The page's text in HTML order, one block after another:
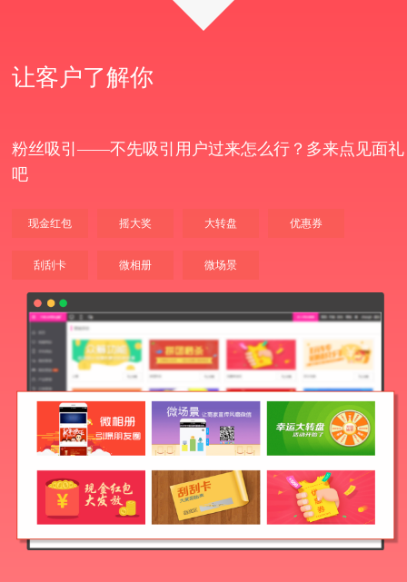
让客户了解你
粉丝吸引——不先吸引用户过来怎么行？多来点见面礼
吧
现金红包 摇大奖 大转盘 优惠券
刮刮卡 微相册 微场景